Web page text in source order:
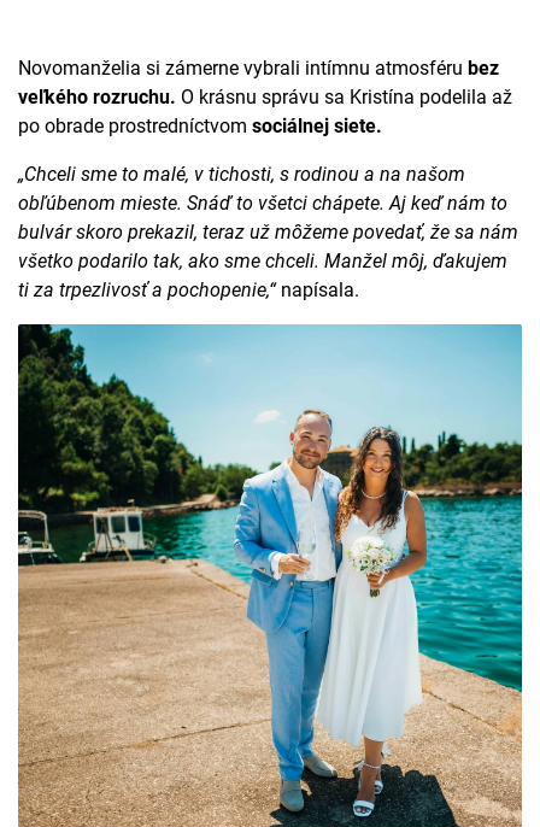
Novomanželia si zámerne vybrali intímnu atmosféru bez
veľkého rozruchu. O krásnu správu sa Kristína podelila až
po obrade prostredníctvom sociálnej siete.
„Chceli sme to malé, v tichosti, s rodinou a na našom
obľúbenom mieste. Snáď to všetci chápete. Aj keď nám to
bulvár skoro prekazil, teraz už môžeme povedať, že sa nám
všetko podarilo tak, ako sme chceli. Manžel môj, ďakujem
ti za trpezlivosť a pochopenie,“napísala.